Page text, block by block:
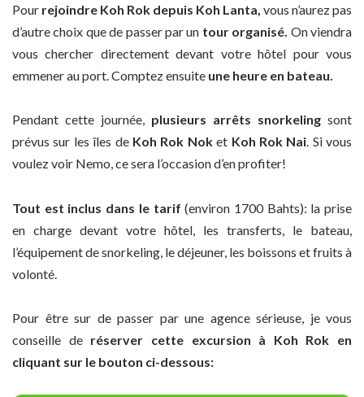
Pour rejoindre Koh Rok depuis Koh Lanta, vous n’aurez pas
d’autre choix que de passer par un tour organisé. On viendra
vous chercher directement devant votre hôtel pour vous
emmener au port. Comptez ensuite une heure en bateau.
Pendant cette journée, plusieurs arrêts snorkeling sont
prévus sur les îles de Koh Rok Noket Koh Rok Nai. Si vous
voulez voir Nemo, ce sera l’occasion d’en profiter!
Tout est inclus dans le tarif (environ 1700 Bahts): la prise
en charge devant votre hôtel, les transferts, le bateau,
l’équipement de snorkeling, le déjeuner, les boissons et fruits à
volonté.
Pour être sur de passer par une agence sérieuse, je vous
conseille de réserver cette excursion à Koh Rok en
cliquant sur le bouton ci-dessous: